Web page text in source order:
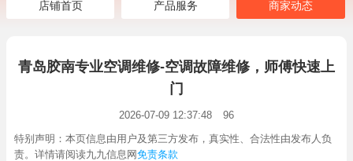
店铺首页 产品服务 商家动态
青岛胶南专业空调维修-空调故障维修，师傅快速上
门
2026-07-09 12:37:48
96
特别声明：本页信息由用户及第三方发布，真实性、合法性由发布人负
责。详情请阅读九九信息网免责条款